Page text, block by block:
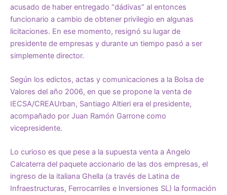
acusado de haber entregado “dádivas” al entonces
funcionario a cambio de obtener privilegio en algunas
licitaciones. En ese momento, resignó su lugar de
presidente de empresas y durante un tiempo pasó a ser
simplemente director.
Según los edictos, actas y comunicaciones a la Bolsa de
Valores del año 2006, en que se propone la venta de
IECSA/CREAUrban, Santiago Altieri era el presidente,
acompañado por Juan Ramón Garrone como
vicepresidente.
Lo curioso es que pese a la supuesta venta a Angelo
Calcaterra del paquete accionario de las dos empresas, el
ingreso de la italiana Ghella (a través de Latina de
Infraestructuras, Ferrocarriles e Inversiones SL) la formación